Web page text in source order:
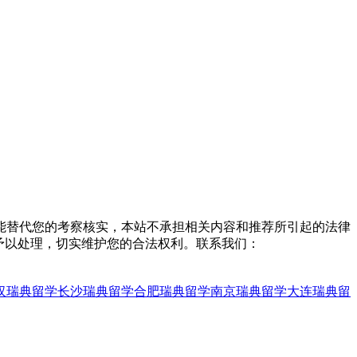
代您的考察核实，本站不承担相关内容和推荐所引起的法律
处理，切实维护您的合法权利。联系我们：
瑞典留学长沙瑞典留学合肥瑞典留学南京瑞典留学大连瑞典留